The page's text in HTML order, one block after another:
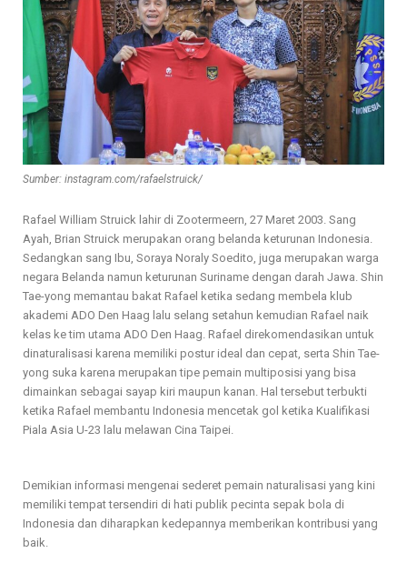
Sumber: instagram.com/rafaelstruick/
Rafael William Struick lahir di Zootermeern, 27 Maret 2003. Sang
Ayah, Brian Struick merupakan orang belanda keturunan Indonesia.
Sedangkan sang Ibu, Soraya Noraly Soedito, juga merupakan warga
negara Belanda namun keturunan Suriname dengan darah Jawa. Shin
Tae-yong memantau bakat Rafael ketika sedang membela klub
akademi ADO Den Haag lalu selang setahun kemudian Rafael naik
kelas ke tim utama ADO Den Haag. Rafael direkomendasikan untuk
dinaturalisasi karena memiliki postur ideal dan cepat, serta Shin Tae-
yong suka karena merupakan tipe pemain multiposisi yang bisa
dimainkan sebagai sayap kiri maupun kanan. Hal tersebut terbukti
ketika Rafael membantu Indonesia mencetak gol ketika Kualifikasi
Piala Asia U-23 lalu melawan Cina Taipei.
Demikian informasi mengenai sederet pemain naturalisasi yang kini
memiliki tempat tersendiri di hati publik pecinta sepak bola di
Indonesia dan diharapkan kedepannya memberikan kontribusi yang
baik.